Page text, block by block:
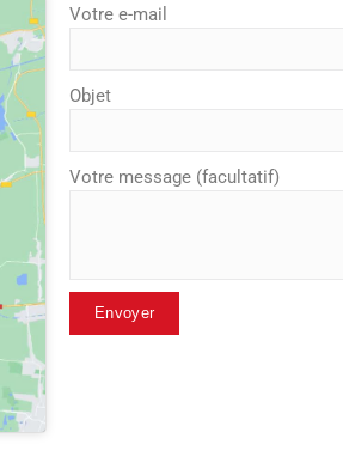
Votre e-mail
Objet
Votre message (facultatif)